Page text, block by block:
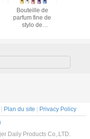
Bouteille de
parfum fine de
stylo de
voyage de 5 ml
| Plan du site | Privacy Policy
Daily Products Co,.LTD.